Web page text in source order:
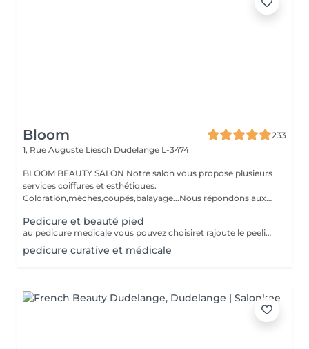
Bloom
233
1, Rue Auguste Liesch Dudelange L-3474
BLOOM BEAUTY SALON Notre salon vous propose plusieurs
services coiffures et esthétiques.
Coloration,mèches,coupés,balayage...Nous répondons aux
Pedicure et beauté pied
au pedicure medicale vous pouvez choisiret rajoute le peeling ou spa pour pieds ,une plus a votre pedicure,service payable séparément du prix pourn la pedicure .le peeling ou spa du pieds se faisant uniquement avec une service pedicure .
pedicure curative et médicale